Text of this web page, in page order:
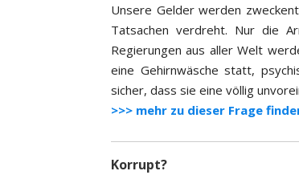
Unsere Gelder werden
Tatsachen verdreht. Nur die
Regierungen aus aller Welt
eine Gehirnwäsche statt,
sicher, dass sie eine völlig
>>> mehr zu dieser Frage
Korrupt?